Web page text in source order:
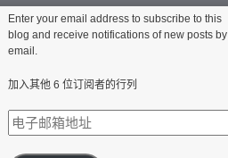
Enter your email address to subscribe to this
blog and receive notifications of new posts by
email.
加入其他 6 位订阅者的行列
电
子